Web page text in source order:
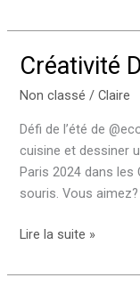
asséchée
Créativité
Non classé /Claire
Défi de l’été de
cuisine et dessiner
Paris 2024 dans les
souris. Vous aimez?
Créativité
de
Lire la suite »